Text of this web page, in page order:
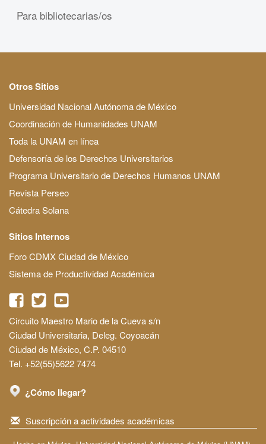
Para bibliotecarias/os
Otros Sitios
Universidad Nacional Autónoma de México
Coordinación de Humanidades UNAM
Toda la UNAM en línea
Defensoría de los Derechos Universitarios
Programa Universitario de Derechos Humanos UNAM
Revista Perseo
Cátedra Solana
Sitios Internos
Foro CDMX Ciudad de México
Sistema de Productividad Académica
Circuito Maestro Mario de la Cueva s/n
Ciudad Universitaria, Deleg. Coyoacán
Ciudad de México, C.P. 04510
Tel. +52(55)5622 7474
¿Cómo llegar?
Suscripción a actividades académicas